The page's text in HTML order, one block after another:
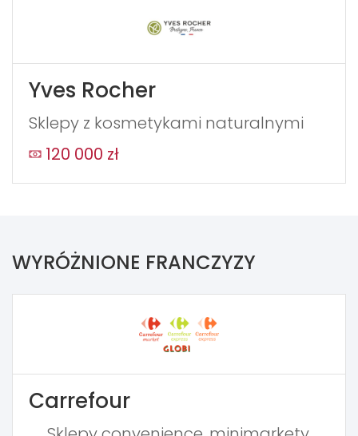
Yves Rocher
Sklepy z kosmetykami naturalnymi
120 000 zł
WYRÓŻNIONE FRANCZYZY
Carrefour